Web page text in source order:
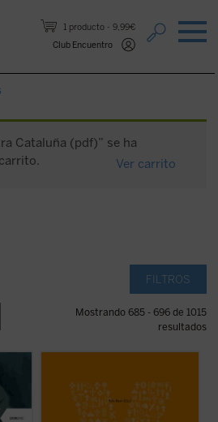
1 producto
9,99€
Club Encuentro
Cataluña (pdf)” se ha
Ver carrito
FILTROS
Mostrando 685 - 696 de 1015
resultados
su
Confirmación.
En él encontrarás un buen programa de
entrenamiento, muchos consejos para una
vida emocionante con Dios, pero ante todo,